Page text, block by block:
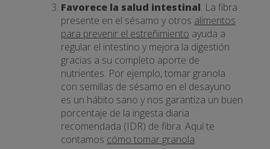
Favorece la salud intestinal. La fibra
presente en el sésamo y otros alimentos
para prevenir el estreñimiento ayuda a
regular el intestino y mejora la digestión
gracias a su completo aporte de
nutrientes. Por ejemplo, tomar granola
con semillas de sésamo en el desayuno
es un hábito sano y nos garantiza un buen
porcentaje de la ingesta diaria
recomendada (IDR) de fibra. Aquí te
contamos cómo tomar granola.